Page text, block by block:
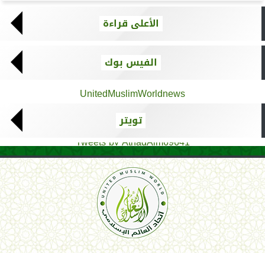
الأعلى قراءة
الفيس بوك
UnitedMuslimWorldnews
تويتر
Tweets by AthadAlm69641